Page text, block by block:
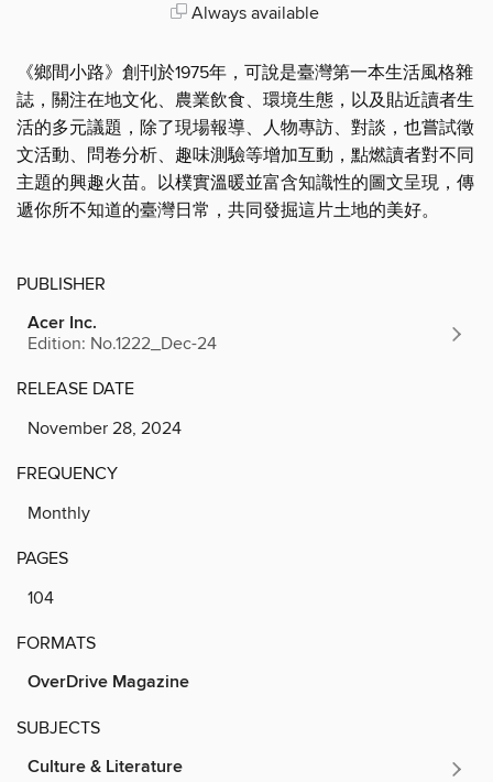
Always available
《鄉間小路》創刊於1975年，可說是臺灣第一本生活風格雜
誌，關注在地文化、農業飲食、環境生態，以及貼近讀者生
活的多元議題，除了現場報導、人物專訪、對談，也嘗試徵
文活動、問卷分析、趣味測驗等增加互動，點燃讀者對不同
主題的興趣火苗。以樸實溫暖並富含知識性的圖文呈現，傳
遞你所不知道的臺灣日常，共同發掘這片土地的美好。
PUBLISHER
Acer Inc.
Edition: No.1222_Dec-24
RELEASE DATE
November 28, 2024
FREQUENCY
Monthly
PAGES
104
FORMATS
OverDrive Magazine
SUBJECTS
Culture & Literature